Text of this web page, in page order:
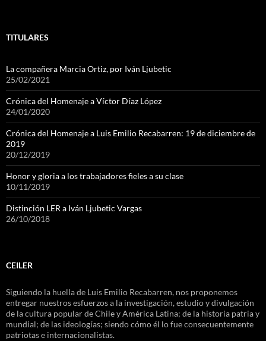
TITULARES
La compañera Marcia Ortiz, por Iván Ljubetic
25/02/2021
Crónica del Homenaje a Víctor Díaz López
24/01/2020
Crónica del Homenaje a Luis Emilio Recabarren: 19 de diciembre de
2019
20/12/2019
Honor y gloria a los trabajadores fieles a su clase
10/11/2019
Distinción LER a Iván Ljubetic Vargas
26/10/2018
CEILER
Siguiendo la huella de Luis Emilio Recabarren, nos proponemos
entregar nuestros esfuerzos a la investigación, estudio y divulgación
de la cultura popular de Chile y América Latina; de la historia patria y
mundial; de las ideologías; siendo cómo él lo fue consecuentemente
patriotas e internacionalistas.